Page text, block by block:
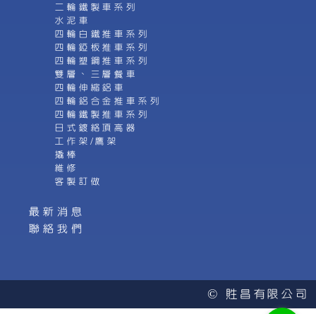
二輪鐵製車系列
水泥車
四輪白鐵推車系列
四輪錏板推車系列
四輪塑鋼推車系列
雙層、三層餐車
四輪伸縮鋁車
四輪鋁合金推車系列
四輪鐵製推車系列
日式鍍絡頂高器
工作架/鷹架
撬棒
維修
客製訂做
最新消息
聯絡我們
© 貹昌有限公司